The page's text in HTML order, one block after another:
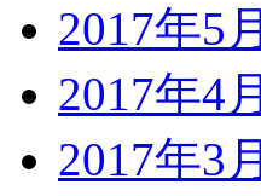
2017年5月
2017年4月
2017年3月